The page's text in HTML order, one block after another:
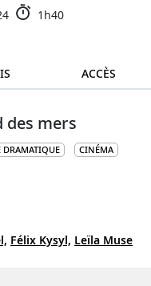
1h40
ACCÈS
des mers
DRAMATIQUE
CINÉMA
Félix Kysyl, Leïla Muse